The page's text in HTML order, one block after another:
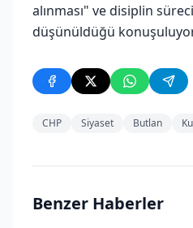
alınması" ve disiplin
düşünüldüğü
CHP Siyaset Butlan
Benzer Haberler